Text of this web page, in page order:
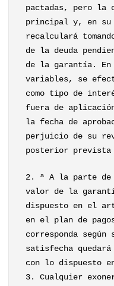
pactadas, pero la
principal y, en su
recalculará
de la deuda
de la garantía. En
variables, se
como tipo de
fuera de
la fecha de
perjuicio de su
posterior
2. ª A la parte de
valor de la
dispuesto en el
en el plan de
corresponda
satisfecha quedará
con lo dispuesto
3. Cualquier